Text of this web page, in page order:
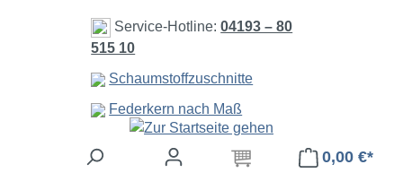
Zum Hauptinhalt springen
Service-Hotline:04193 – 80
515 10
Schaumstoffzuschnitte
Federkern nach Maß
0,00 €*